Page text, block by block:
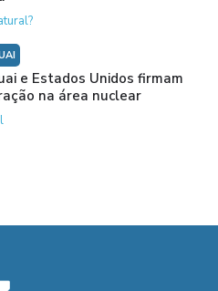
e Estados Unidos firmam
na área nuclear